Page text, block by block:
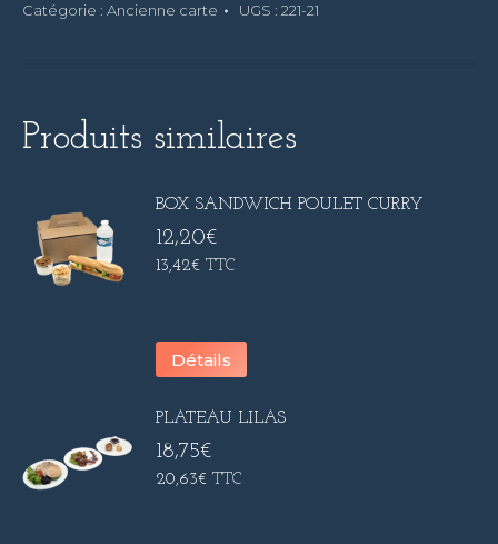
Catégorie : Ancienne carte UGS : 221-21
Produits similaires
BOX SANDWICH POULET CURRY
12,20€
13,42€ TTC
Détails
PLATEAU LILAS
18,75€
20,63€ TTC